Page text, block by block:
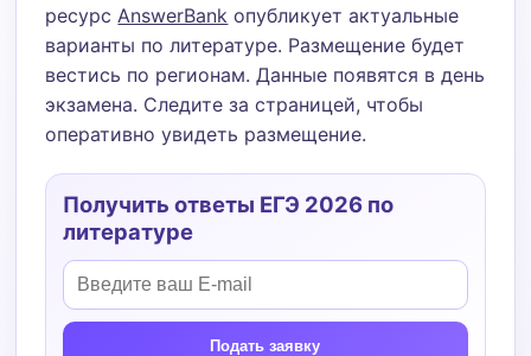
ресурсAnswerBank опубликует актуальные
варианты по литературе. Размещение будет
вестись по регионам. Данные появятся в день
экзамена. Следите за страницей, чтобы
оперативно увидеть размещение.
Получить ответы ЕГЭ 2026 по
литературе
Подать заявку